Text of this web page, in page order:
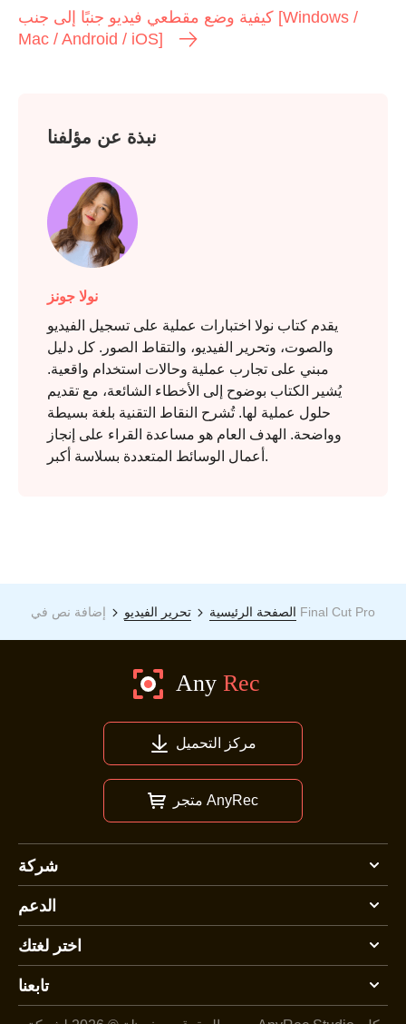
كيفية وضع مقطعي فيديو جنبًا إلى جنب [Windows /
Mac / Android / iOS]
نبذة عن مؤلفنا
نولا جونز
يقدم كتاب نولا اختبارات عملية على تسجيل الفيديو
والصوت، وتحرير الفيديو، والتقاط الصور. كل دليل
مبني على تجارب عملية وحالات استخدام واقعية.
يُشير الكتاب بوضوح إلى الأخطاء الشائعة، مع تقديم
حلول عملية لها. تُشرح النقاط التقنية بلغة بسيطة
وواضحة. الهدف العام هو مساعدة القراء على إنجاز
أعمال الوسائط المتعددة بسلاسة أكبر.
الصفحة الرئيسية تحرير الفيديو إضافة نص في Final Cut Pro
مركز التحميل
متجر AnyRec
شركة
الدعم
اختر لغتك
تابعنا